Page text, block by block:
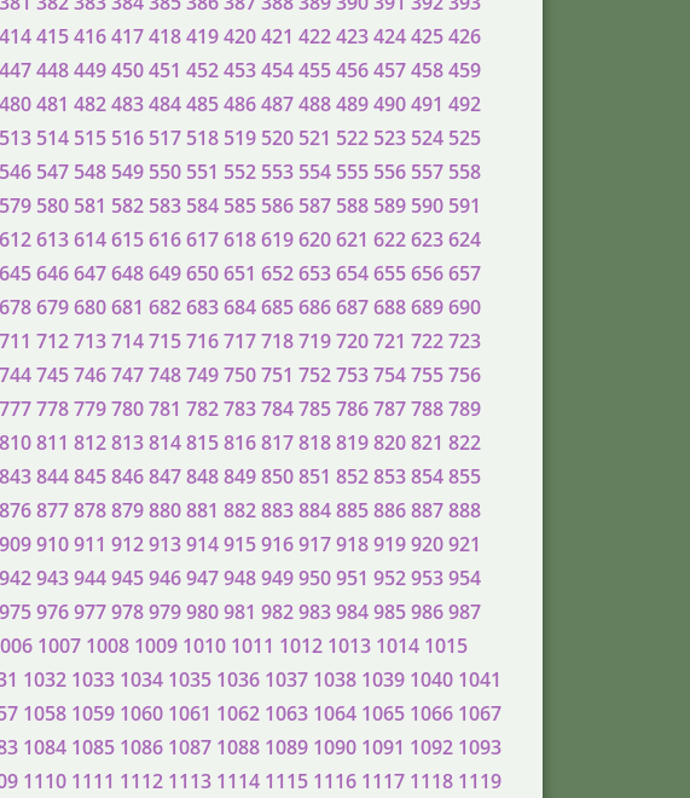
414415416417418419420421 422423424425426
447448449450451 452453454455456457458459
480481 482483484485486487488489490491 492
513 514 515 516 517 518 519 520 521 522 523 524 525
546 547 548 549 550 551 552 553 554 555 556 557 558
579 580 581 582 583 584 585 586 587 588 589 590 591
612613614615616617618619620621 622623624
645646647648649650651 652653654655656657
678679680681 682683684685686687688689690
711 712713714715716717718719720721 722723
744745746747748749750751 752753754755756
777778779780781 782783784785786787788789
810811 812813814815816817818819820821 822
843844845846847848849850851 852853854855
876877878879880881 882883884885886887888
909910911 912913914915916917918919920921
942943944945946947948949950951 952953954
975976977978979980981 982983984985986987
1007 1008 1009 1010 1011 1012 1013 1014 1015
1032 1033 1034 1035 1036 1037 1038 1039 1040 1041
1058 1059 1060 1061 1062 1063 1064 1065 1066 1067
1084 1085 1086 1087 1088 1089 1090 1091 1092 1093
1110 1111 1112 1113 1114 1115 1116 1117 1118 1119